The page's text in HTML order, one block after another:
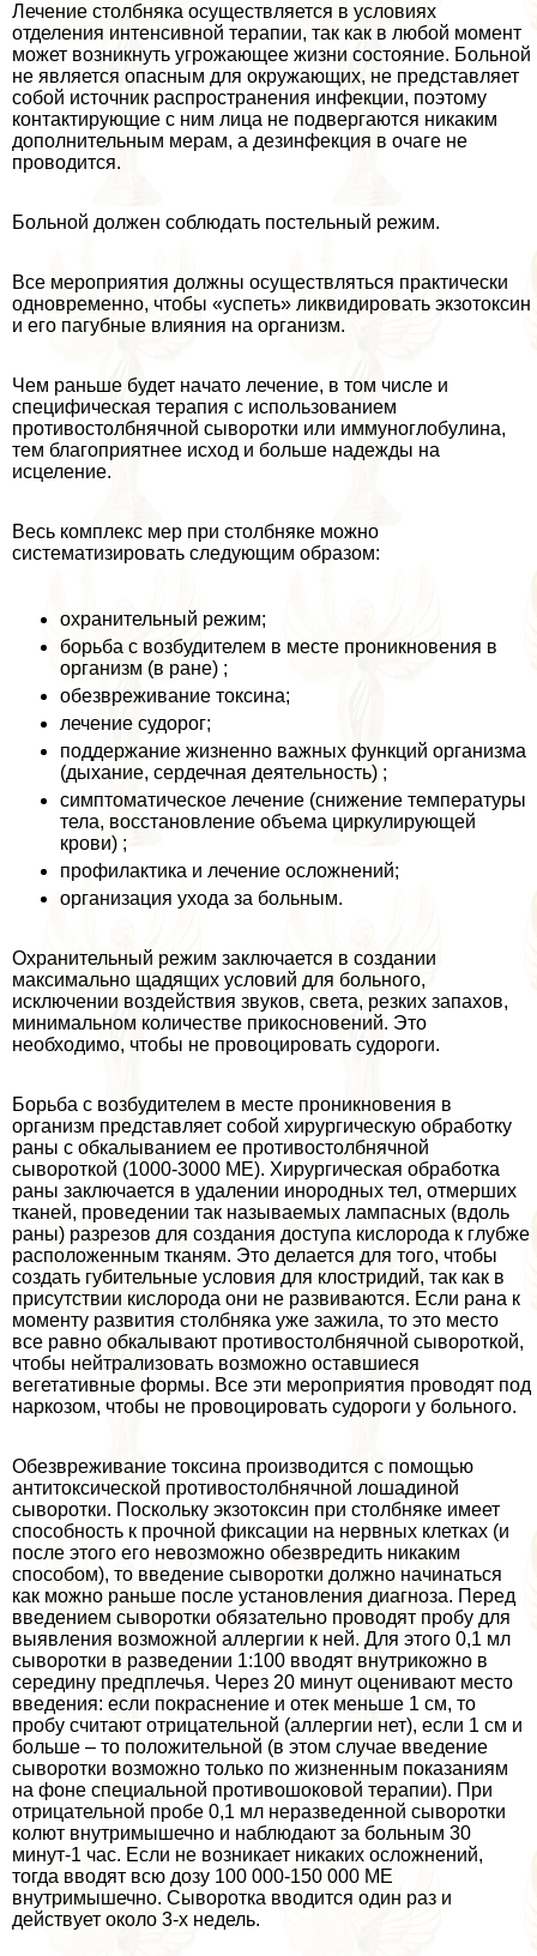
Лечение столбняка осуществляется в условиях
отделения интенсивной терапии, так как в любой момент
может возникнуть угрожающее жизни состояние. Больной
не является опасным для окружающих, не представляет
собой источник распространения инфекции, поэтому
контактирующие с ним лица не подвергаются никаким
дополнительным мерам, а дезинфекция в очаге не
проводится.
Больной должен соблюдать пocтeльный режим.
Все мероприятия должны осуществляться пpaктически
одновременно, чтобы «успеть» ликвидировать экзотоксин
и его пагубные влияния на организм.
Чем раньше будет начато лечение, в том числе и
специфическая терапия с использованием
противостолбнячной сыворотки или иммуноглобулина,
тем благоприятнее исход и больше надежды на
исцеление.
Весь комплекс мер при столбняке можно
систематизировать следующим образом:
охранительный режим;
борьба с возбудителем в месте проникновения в
организм (в ране) ;
обезвреживание токсина;
лечение судорог;
поддержание жизненно важных функций организма
(дыхание, сердечная деятельность) ;
симптоматическое лечение (снижение температуры
тела, восстановление объема циркулирующей
крови) ;
профилактика и лечение осложнений;
организация ухода за больным.
Охранительный режим заключается в создании
максимально щадящих условий для больного,
исключении воздействия звуков, света, резких запахов,
минимальном количестве прикосновений. Это
необходимо, чтобы не провоцировать судороги.
Борьба с возбудителем в месте проникновения в
организм представляет собой хирургическую обработку
раны с обкалыванием ее противостолбнячной
сывороткой (1000-3000 МЕ). Хирургическая обработка
раны заключается в удалении инородных тел, отмерших
тканей, проведении так называемых лампасных (вдоль
раны) разрезов для создания доступа кислорода к глубже
расположенным тканям. Это делается для того, чтобы
создать губительные условия для клостридий, так как в
присутствии кислорода они не развиваются. Если рана к
моменту развития столбняка уже зажила, то это место
все равно обкалывают противостолбнячной сывороткой,
чтобы нейтрализовать возможно оставшиеся
вегетативные формы. Все эти мероприятия проводят под
наркозом, чтобы не провоцировать судороги у больного.
Обезвреживание токсина производится с помощью
антитоксической противостолбнячной лошадиной
сыворотки. Поскольку экзотоксин при столбняке имеет
способность к прочной фиксации на нервных клетках (и
после этого его невозможно обезвредить никаким
способом), то введение сыворотки должно начинаться
как можно раньше после установления диагноза. Перед
введением сыворотки обязательно проводят пробу для
выявления возможной аллергии к ней. Для этого 0,1 мл
сыворотки в разведении 1:100 вводят внутрикожно в
середину предплечья. Через 20 минут оценивают место
введения: если покраснение и отек меньше 1 см, то
пробу считают отрицательной (аллергии нет), если 1 см и
больше – то положительной (в этом случае введение
сыворотки возможно только по жизненным показаниям
на фоне специальной противошоковой терапии). При
отрицательной пробе 0,1 мл неразведенной сыворотки
колют внутримышечно и наблюдают за больным 30
минут-1 час. Если не возникает никаких осложнений,
тогда вводят всю дозу 100 000-150 000 МЕ
внутримышечно. Сыворотка вводится один раз и
действует около 3-х недель.